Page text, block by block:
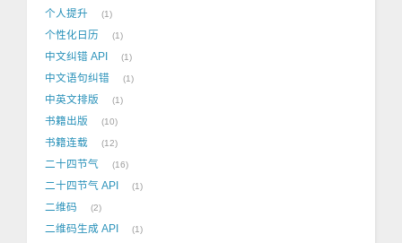
个人提升 1
个性化日历 1
中文纠错 API 1
中文语句纠错 1
中英文排版 1
书籍出版 10
书籍连载 12
二十四节气 16
二十四节气 API 1
二维码 2
二维码生成 API 1